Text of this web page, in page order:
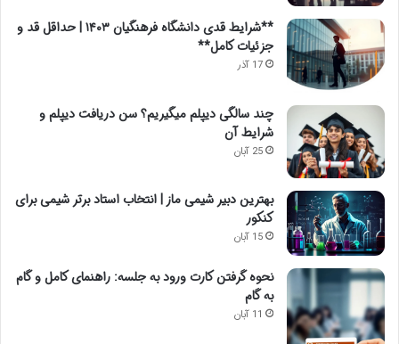
**شرایط قدی دانشگاه فرهنگیان ۱۴۰۳ | حداقل قد و
جزئیات کامل**
17 آذر
چند سالگی دیپلم میگیریم؟ سن دریافت دیپلم و
شرایط آن
25 آبان
بهترین دبیر شیمی ماز | انتخاب استاد برتر شیمی برای
کنکور
15 آبان
نحوه گرفتن کارت ورود به جلسه: راهنمای کامل و گام
به گام
11 آبان